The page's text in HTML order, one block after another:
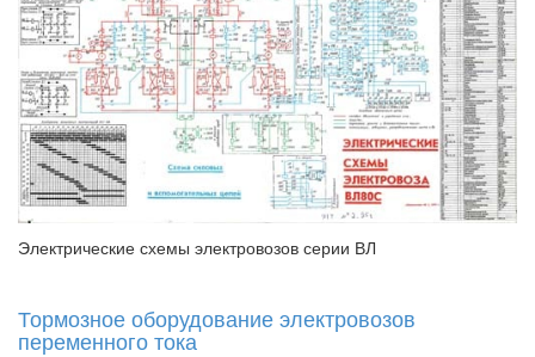
Электрические схемы электровозов серии ВЛ
Тормозное оборудование электровозов
переменного тока